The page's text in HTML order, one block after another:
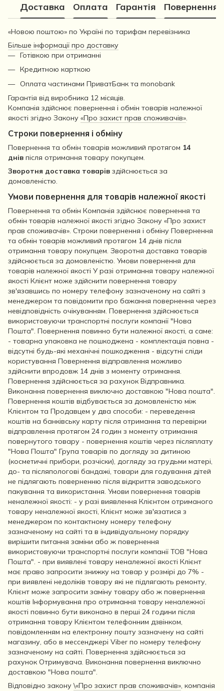
Доставка Оплата Гарантія Повернення
«Новою поштою» по Україні по тарифам перевізника
Більше інформації про доставку
Готівкою при отриманні
Кредитною карткою
Оплата частинами ПриватБанк та monobank
Гарантія від виробника 12 місяців.
Компанія здійснює повернення і обмін товарів належної
якості згідно Закону «Про захист прав споживачів».
Строки повернення і обміну
Повернення та обмін товарів можливий протягом 14
днів після отримання товару покупцем.
Зворотня доставка товарів здійснюється за
домовленістю.
Умови повернення для товарів належної якості
Повернення та обмін Компанія здійснює повернення та
обмін товарів належної якості згідно Закону «Про захист
прав споживачів». Строки повернення і обміну Повернення
та обмін товарів можливий протягом 14 днів після
отримання товару покупцем. Зворотня доставка товарів
здійснюється за домовленістю. Умови повернення для
товарів належної якості У разі отримання товару належної
якості Клієнт може здійснити повернення товару
зв'язавшись по номеру телефону зазначеному на сайті з
менеджером та повідомити про бажання повернення через
невідповідність очікуванням. Повернення здійснюється
використовуючи транспортні послуги компанії "Нова
Пошта". Повернення повинно бути належної якості, а саме:
- товарна упаковка не пошкоджена - комплектація повна -
відсутні будь-які механічні пошкодження - відсутні сліди
користування Повернення відправлення можливо
здійснити впродовж 14 днів з моменту отримання.
Повернення здійснюється за рахунок Відправника.
Виконання повернення виключно доставкою "Нова пошта".
Повернення коштів відбувається за домовленістю між
Клієнтом та Продавцем у два способи: - переведення
коштів на банківську карту після отримання та перевірки
відправлення протягом 24 годин з моменту отримання
повернутого товару - повернення коштів через післяплату
"Нова Пошта" Група товарів по догляду за дитиною
(косметичні прибори, розчіски), догляду за грудьми матері,
до- та післяпологові бандажі, товари для годування дітей
не підлягають поверненню після відкриття заводського
пакування та використання. Умови повернення товарів
неналежної якості: - у разі виявлення Клієнтом отриманого
товару неналежної якості, Клієнт може зв'язатися з
менеджером по контактному номеру телефону
зазначеному на сайті та в індивідуальному порядку
вирішити питання заміни або ж повернення
використовуючи транспортні послуги компанії ТОВ "Нова
Пошта". - при виявлені товару неналежної якості Клієнт
має право запросити знижку на товар у розмірі до 7% -
при виявлені недоліків товару які не підлягають ремонту,
Клієнт може запросити заміну товару або ж повернення
коштів Інформування про отримання товару неналежної
якості повинно бути виконано в перші 24 години після
отримання товару Клієнтом телефонним дзвінком,
повідомленням на електронну пошту зазначену на сайті
магазину, або в мессенджері Viber по номеру телефону
зазначеному на сайті. Повернення здійснюється за
рахунок Отримувача. Виконання повернення виключно
доставкою "Нова пошта".
Відповідно закону\«Про захист прав споживачів», компанія